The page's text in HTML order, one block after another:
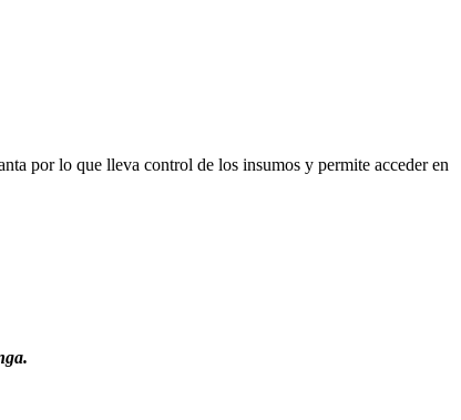
por lo que lleva control de los insumos y permite acceder en